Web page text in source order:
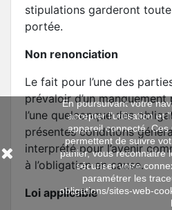
En poursuivant votre
accepter l’utilisation et
appareil connecté.
permettent de suivre
panier, vous reconnaitre
sécuriser votre
paramétrer les
obligations/sites-web-
stipulations garderont
portée.
Non renonciation
Le fait pour l’une des
prévaloir d’un manquement
l’une quelconque des
présentes conditions
interprété pour l’avenir
à l’obligation en cause.
Loi applicable